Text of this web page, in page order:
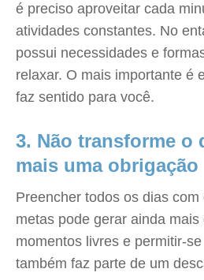
é preciso aproveitar cada
atividades constantes. No
possui necessidades e
relaxar. O mais importante é
faz sentido para você.
3. Não transforme o
mais uma obrigação
Preencher todos os dias
metas pode gerar ainda
momentos livres e permitir-
também faz parte de um